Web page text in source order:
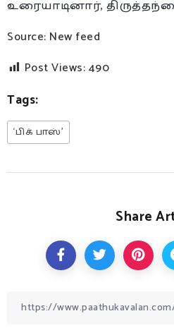
உரையாடினார்,
Source: New feed
Post Views:490
Tags:
‘பிக் பாஸ்’
Share